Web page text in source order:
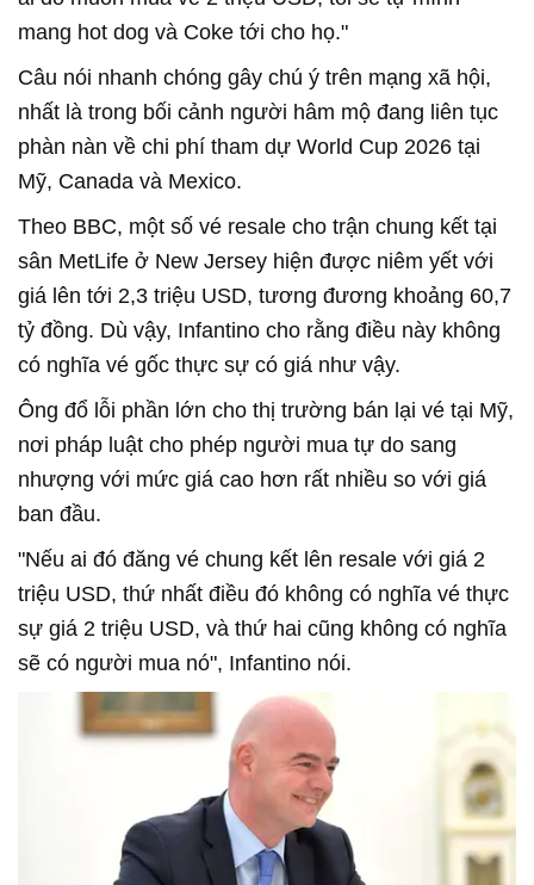
mang hot dog và Coke tới cho họ."
Câu nói nhanh chóng gây chú ý trên mạng xã hội,
nhất là trong bối cảnh người hâm mộ đang liên tục
phàn nàn về chi phí tham dự World Cup 2026 tại
Mỹ, Canada và Mexico.
Theo BBC, một số vé resale cho trận chung kết tại
sân MetLife ở New Jersey hiện được niêm yết với
giá lên tới 2,3 triệu USD, tương đương khoảng 60,7
tỷ đồng. Dù vậy, Infantino cho rằng điều này không
có nghĩa vé gốc thực sự có giá như vậy.
Ông đổ lỗi phần lớn cho thị trường bán lại vé tại Mỹ,
nơi pháp luật cho phép người mua tự do sang
nhượng với mức giá cao hơn rất nhiều so với giá
ban đầu.
"Nếu ai đó đăng vé chung kết lên resale với giá 2
triệu USD, thứ nhất điều đó không có nghĩa vé thực
sự giá 2 triệu USD, và thứ hai cũng không có nghĩa
sẽ có người mua nó", Infantino nói.